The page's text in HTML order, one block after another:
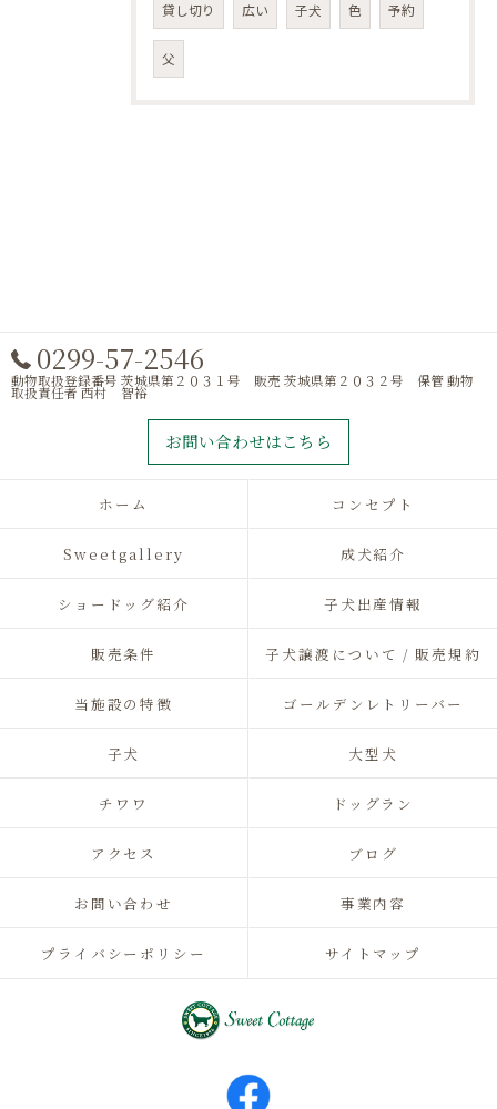
貸し切り 広い 子犬 色 予約
父
0299-57-2546
動物取扱登録番号 茨城県第２０３１号 販売 茨城県第２０３２号 保管 動物
取扱責任者 西村 智裕
お問い合わせはこちら
ホーム コンセプト
Sweetgallery 成犬紹介
ショードッグ紹介 子犬出産情報
販売条件 子犬譲渡について / 販売規約
当施設の特徴 ゴールデンレトリーバー
子犬 大型犬
チワワ ドッグラン
アクセス ブログ
お問い合わせ 事業内容
プライバシーポリシー サイトマップ